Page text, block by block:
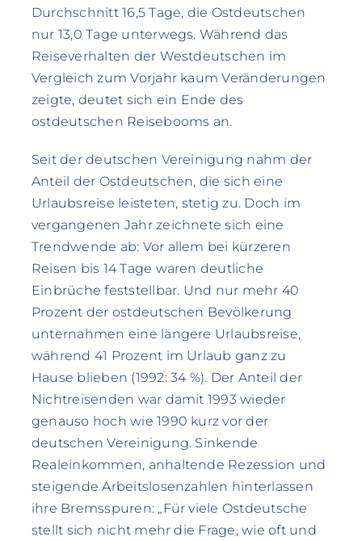
Durchschnitt 16,5 Tage, die Ostdeutschen
nur 13,0 Tage unterwegs. Während das
Reiseverhalten der Westdeutschen im
Vergleich zum Vorjahr kaum Veränderungen
zeigte, deutet sich ein Ende des
ostdeutschen Reisebooms an.
Seit der deutschen Vereinigung nahm der
Anteil der Ostdeutschen, die sich eine
Urlaubsreise leisteten, stetig zu. Doch im
vergangenen Jahr zeichnete sich eine
Trendwende ab: Vor allem bei kürzeren
Reisen bis 14 Tage waren deutliche
Einbrüche feststellbar. Und nur mehr 40
Prozent der ostdeutschen Bevölkerung
unternahmen eine längere Urlaubsreise,
während 41 Prozent im Urlaub ganz zu
Hause blieben (1992: 34 %). Der Anteil der
Nichtreisenden war damit 1993 wieder
genauso hoch wie 1990 kurz vor der
deutschen Vereinigung. Sinkende
Realeinkommen, anhaltende Rezession und
steigende Arbeitslosenzahlen hinterlassen
ihre Bremsspuren: „Für viele Ostdeutsche
stellt sich nicht mehr die Frage, wie oft und